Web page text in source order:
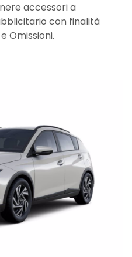
accessori a
con finalità
Omissioni.